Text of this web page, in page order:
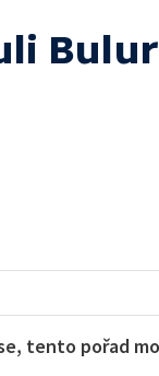
tento pořad